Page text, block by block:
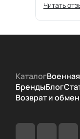
Читать
Каталог
БрендыБлог
Возврат и обмен